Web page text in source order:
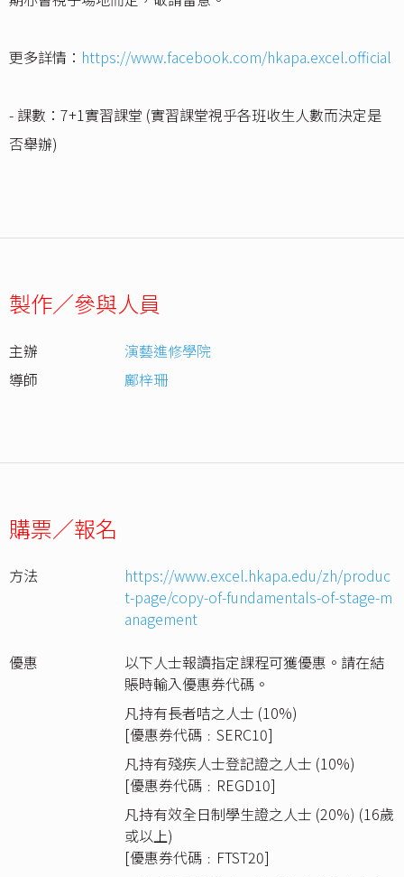
更多詳情： https://www.facebook.com/hkapa.excel.official
- 課數：7+1實習課堂 (實習課堂視乎各班收生人數而決定是
否舉辦)
製作／參與人員
主辦
演藝進修學院
導師
鄺梓珊
購票／報名
方法
https://www.excel.hkapa.edu/zh/produc
t-page/copy-of-fundamentals-of-stage-m
anagement
優惠
以下人士報讀指定課程可獲優惠。請在結
賬時輸入優惠券代碼。
凡持有長者咭之人士 (10%)
[優惠券代碼﹕SERC10]
凡持有殘疾人士登記證之人士 (10%)
[優惠券代碼﹕REGD10]
凡持有效全日制學生證之人士 (20%) (16歲
或以上)
[優惠券代碼﹕FTST20]